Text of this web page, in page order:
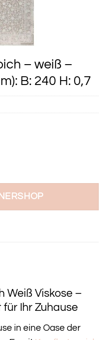
– weiß –
B: 240 H: 0,7
Weiß Viskose –
Ihr Zuhause
in eine Oase der